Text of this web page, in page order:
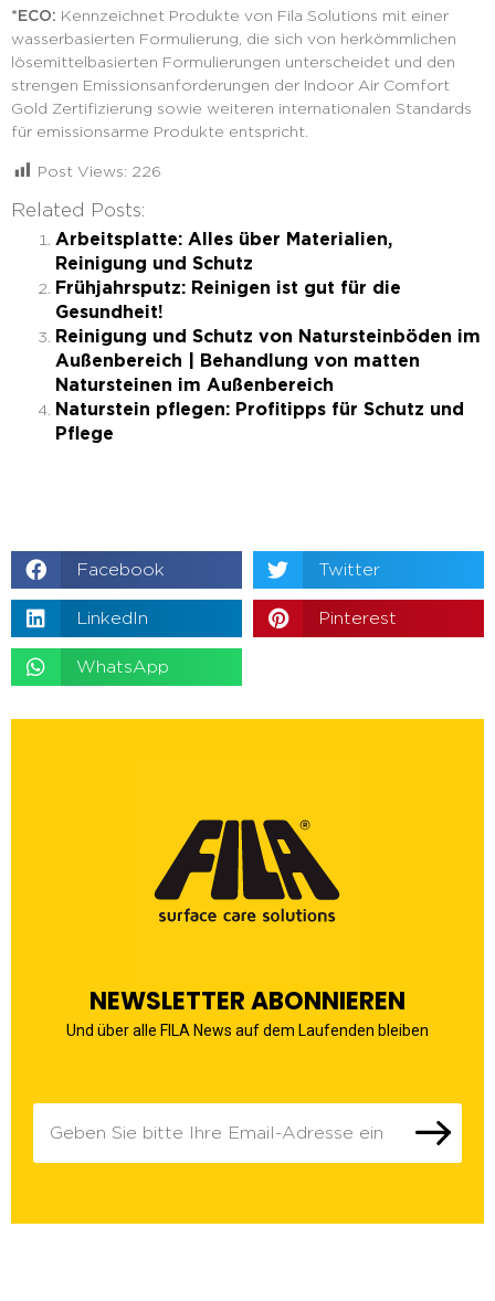
*ECO: Kennzeichnet Produkte von Fila Solutions mit einer
wasserbasierten Formulierung, die sich von herkömmlichen
lösemittelbasierten Formulierungen unterscheidet und den
strengen Emissionsanforderungen der Indoor Air Comfort
Gold Zertifizierung sowie weiteren internationalen Standards
für emissionsarme Produkte entspricht.
Post Views: 226
Related Posts:
Arbeitsplatte: Alles über Materialien,
Reinigung und Schutz
Frühjahrsputz: Reinigen ist gut für die
Gesundheit!
Reinigung und Schutz von Natursteinböden im
Außenbereich | Behandlung von matten
Natursteinen im Außenbereich
Naturstein pflegen: Profitipps für Schutz und
Pflege
Facebook Twitter
LinkedIn Pinterest
WhatsApp
NEWSLETTER ABONNIEREN
Und über alle FILA News auf dem Laufenden bleiben